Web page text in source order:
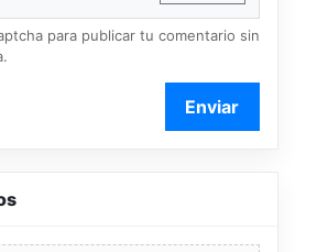
para publicar tu comentario sin
Enviar